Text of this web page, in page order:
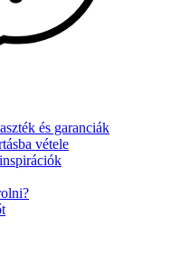
és garanciák
vétele